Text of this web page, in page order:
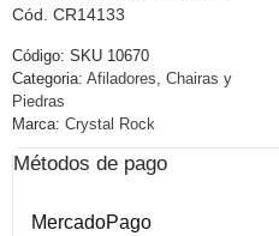
Cód. CR14133
Código: SKU 10670
Categoria: Afiladores, Chairas y
Piedras
Marca: Crystal Rock
Métodos de pago
MercadoPago